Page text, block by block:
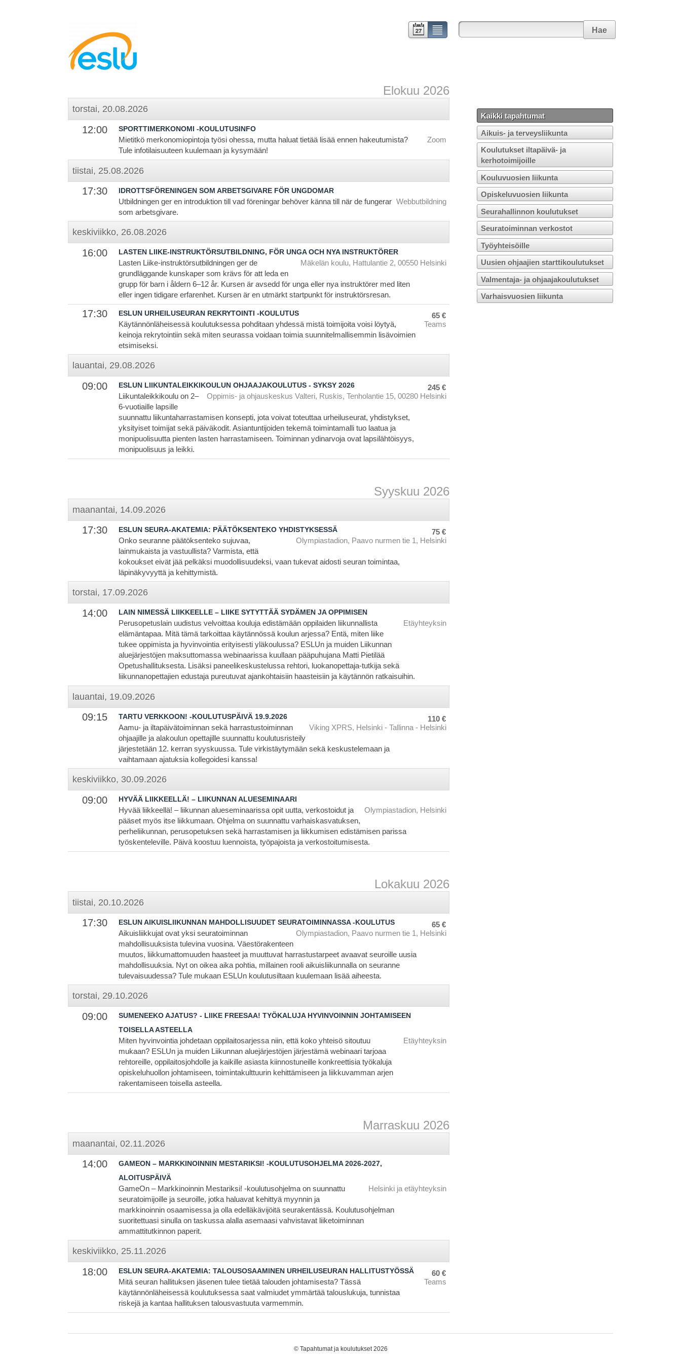
Hae
Elokuu 2026
torstai, 20.08.2026
12:00 SPORTTIMERKONOMI -KOULUTUSINFO
Zoom
Mietitkö merkonomiopintoja työsi ohessa, mutta haluat tietää lisää ennen hakeutumista?
Tule infotilaisuuteen kuulemaan ja kysymään!
tiistai, 25.08.2026
17:30 IDROTTSFÖRENINGEN SOM ARBETSGIVARE FÖR UNGDOMAR
Webbutbildning
Utbildningen ger en introduktion till vad föreningar behöver känna till när de fungerar
som arbetsgivare.
keskiviikko, 26.08.2026
16:00 LASTEN LIIKE-INSTRUKTÖRSUTBILDNING, FÖR UNGA OCH NYA INSTRUKTÖRER
Mäkelän koulu, Hattulantie 2, 00550 Helsinki
Lasten Liike-instruktörsutbildningen ger de
grundläggande kunskaper som krävs för att leda en
grupp för barn i åldern 6–12 år. Kursen är avsedd för unga eller nya instruktörer med liten
eller ingen tidigare erfarenhet. Kursen är en utmärkt startpunkt för instruktörsresan.
17:30 65 €
ESLUN URHEILUSEURAN REKRYTOINTI -KOULUTUS
Teams
Käytännönläheisessä koulutuksessa pohditaan yhdessä mistä toimijoita voisi löytyä,
keinoja rekrytointiin sekä miten seurassa voidaan toimia suunnitelmallisemmin lisävoimien
etsimiseksi.
lauantai, 29.08.2026
09:00 245 €
ESLUN LIIKUNTALEIKKIKOULUN OHJAAJAKOULUTUS - SYKSY 2026
Oppimis- ja ohjauskeskus Valteri, Ruskis, Tenholantie 15, 00280 Helsinki
Liikuntaleikkikoulu on 2–
6-vuotiaille lapsille
suunnattu liikuntaharrastamisen konsepti, jota voivat toteuttaa urheiluseurat, yhdistykset,
yksityiset toimijat sekä päiväkodit. Asiantuntijoiden tekemä toimintamalli tuo laatua ja
monipuolisuutta pienten lasten harrastamiseen. Toiminnan ydinarvoja ovat lapsilähtöisyys,
monipuolisuus ja leikki.
Syyskuu 2026
maanantai, 14.09.2026
17:30 75 €
ESLUN SEURA-AKATEMIA: PÄÄTÖKSENTEKO YHDISTYKSESSÄ
Olympiastadion, Paavo nurmen tie 1, Helsinki
Onko seuranne päätöksenteko sujuvaa,
lainmukaista ja vastuullista? Varmista, että
kokoukset eivät jää pelkäksi muodollisuudeksi, vaan tukevat aidosti seuran toimintaa,
läpinäkyvyyttä ja kehittymistä.
torstai, 17.09.2026
14:00 LAIN NIMESSÄ LIIKKEELLE – LIIKE SYTYTTÄÄ SYDÄMEN JA OPPIMISEN
Etäyhteyksin
Perusopetuslain uudistus velvoittaa kouluja edistämään oppilaiden liikunnallista
elämäntapaa. Mitä tämä tarkoittaa käytännössä koulun arjessa? Entä, miten liike
tukee oppimista ja hyvinvointia erityisesti yläkoulussa? ESLUn ja muiden Liikunnan
aluejärjestöjen maksuttomassa webinaarissa kuullaan pääpuhujana Matti Pietilää
Opetushallituksesta. Lisäksi paneelikeskustelussa rehtori, luokanopettaja-tutkija sekä
liikunnanopettajien edustaja pureutuvat ajankohtaisiin haasteisiin ja käytännön ratkaisuihin.
lauantai, 19.09.2026
09:15 110 €
TARTU VERKKOON! -KOULUTUSPÄIVÄ 19.9.2026
Viking XPRS, Helsinki - Tallinna - Helsinki
Aamu- ja iltapäivätoiminnan sekä harrastustoiminnan
ohjaajille ja alakoulun opettajille suunnattu koulutusristeily
järjestetään 12. kerran syyskuussa. Tule virkistäytymään sekä keskustelemaan ja
vaihtamaan ajatuksia kollegoidesi kanssa!
keskiviikko, 30.09.2026
09:00 HYVÄÄ LIIKKEELLÄ! – LIIKUNNAN ALUESEMINAARI
Olympiastadion, Helsinki
Hyvää liikkeellä! – liikunnan alueseminaarissa opit uutta, verkostoidut ja
pääset myös itse liikkumaan. Ohjelma on suunnattu varhaiskasvatuksen,
perheliikunnan, perusopetuksen sekä harrastamisen ja liikkumisen edistämisen parissa
työskenteleville. Päivä koostuu luennoista, työpajoista ja verkostoitumisesta.
Lokakuu 2026
tiistai, 20.10.2026
17:30 65 €
ESLUN AIKUISLIIKUNNAN MAHDOLLISUUDET SEURATOIMINNASSA -KOULUTUS
Olympiastadion, Paavo nurmen tie 1, Helsinki
Aikuisliikkujat ovat yksi seuratoiminnan
mahdollisuuksista tulevina vuosina. Väestörakenteen
muutos, liikkumattomuuden haasteet ja muuttuvat harrastustarpeet avaavat seuroille uusia
mahdollisuuksia. Nyt on oikea aika pohtia, millainen rooli aikuisliikunnalla on seuranne
tulevaisuudessa? Tule mukaan ESLUn koulutusiltaan kuulemaan lisää aiheesta.
torstai, 29.10.2026
09:00
SUMENEEKO AJATUS? - LIIKE FREESAA! TYÖKALUJA HYVINVOINNIN JOHTAMISEEN
TOISELLA ASTEELLA
Etäyhteyksin
Miten hyvinvointia johdetaan oppilaitosarjessa niin, että koko yhteisö sitoutuu
mukaan? ESLUn ja muiden Liikunnan aluejärjestöjen järjestämä webinaari tarjoaa
rehtoreille, oppilaitosjohdolle ja kaikille asiasta kiinnostuneille konkreettisia työkaluja
opiskeluhuollon johtamiseen, toimintakulttuurin kehittämiseen ja liikkuvamman arjen
rakentamiseen toisella asteella.
Marraskuu 2026
maanantai, 02.11.2026
14:00
GAMEON – MARKKINOINNIN MESTARIKSI! -KOULUTUSOHJELMA 2026-2027,
ALOITUSPÄIVÄ
Helsinki ja etäyhteyksin
GameOn – Markkinoinnin Mestariksi! -koulutusohjelma on suunnattu
seuratoimijoille ja seuroille, jotka haluavat kehittyä myynnin ja
markkinoinnin osaamisessa ja olla edelläkävijöitä seurakentässä. Koulutusohjelman
suoritettuasi sinulla on taskussa alalla asemaasi vahvistavat liiketoiminnan
ammattitutkinnon paperit.
keskiviikko, 25.11.2026
18:00 60 €
ESLUN SEURA-AKATEMIA: TALOUSOSAAMINEN URHEILUSEURAN HALLITUSTYÖSSÄ
Teams
Mitä seuran hallituksen jäsenen tulee tietää talouden johtamisesta? Tässä
käytännönläheisessä koulutuksessa saat valmiudet ymmärtää talouslukuja, tunnistaa
riskejä ja kantaa hallituksen talousvastuuta varmemmin.
Kaikki tapahtumat
Aikuis- ja terveysliikunta
Koulutukset iltapäivä- ja
kerhotoimijoille
Kouluvuosien liikunta
Opiskeluvuosien liikunta
Seurahallinnon koulutukset
Seuratoiminnan verkostot
Työyhteisöille
Uusien ohjaajien starttikoulutukset
Valmentaja- ja ohjaajakoulutukset
Varhaisvuosien liikunta
©Tapahtumat ja koulutukset 2026